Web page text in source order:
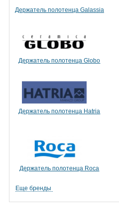
Держатель полотенца Galassia
Держатель полотенца Globo
Держатель полотенца Hatria
Держатель полотенца Roca
Еще бренды